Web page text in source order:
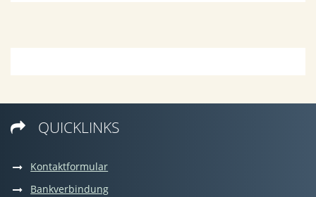
 QUICKLINKS
Kontaktformular
Bankverbindung